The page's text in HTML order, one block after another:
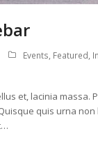
Events, Featured,
et, lacinia massa.
quis urna